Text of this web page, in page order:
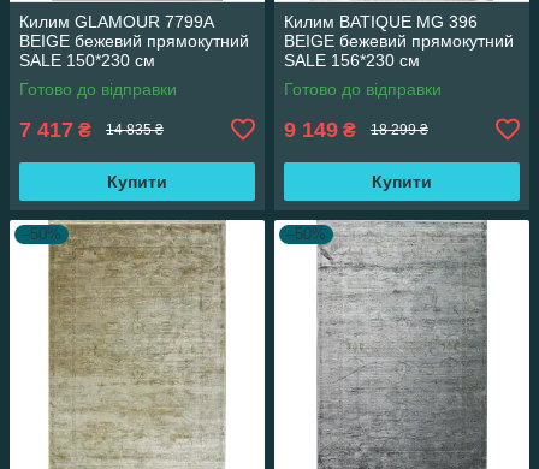
Килим GLAMOUR 7799A
BEIGE бежевий прямокутний
SALE 150*230 см
Готово до відправки
7 417 ₴ 14 835 ₴
Купити
Килим BATIQUE MG 396
BEIGE бежевий прямокутний
SALE 156*230 см
Готово до відправки
9 149 ₴ 18 299 ₴
Купити
–50% –50%